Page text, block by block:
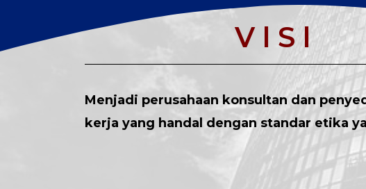
V l S l
Menjadi perusahaan konsultan dan
kerja yang handal dengan standar etika